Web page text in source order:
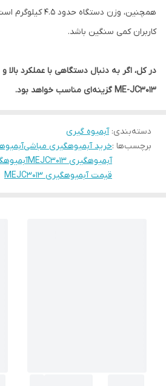
همچنین، وزن
کاربران کمی سنگین باشد.
در کل، اگر به دنبال دستگاهی با عملکرد
ME-JC3013 گزینه‌ای مناسب خواهد بود.
دسته‌بندی:آبمیوه گیری
برچسب‌ها :خرید آبمیوهگیری مباشی
آبمیوهگیری MEJC3013
قیمت آبمیوهگیری MEJC3013